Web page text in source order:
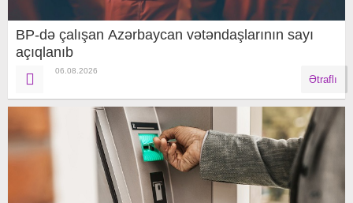
BP-də çalışan Azərbaycan vətəndaşlarının sayı
açıqlanıb
06.08.2026
Ətraflı